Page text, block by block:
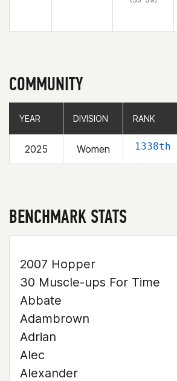
COMMUNITY
YEAR DIVISION RANK
2025 Women 1338th
YEAR DIVISION RANK
BENCHMARK STATS
2007 Hopper
30 Muscle-ups For Time
Abbate
Adambrown
Adrian
Alec
Alexander